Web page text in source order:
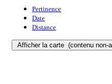
Pertinence
Date
Distance
Afficher la carte (contenu non-